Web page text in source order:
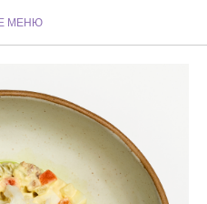
МЕНЮ